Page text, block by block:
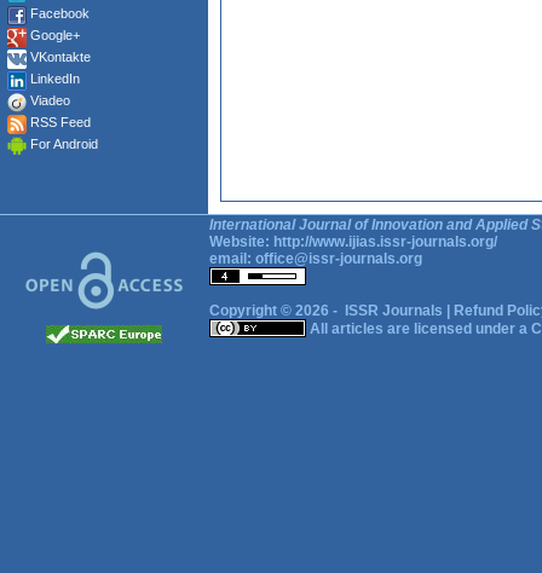
Facebook
Google+
VKontakte
LinkedIn
Viadeo
RSS Feed
For Android
International Journal of Innovation and Applied
Website: http://www.ijias.issr-journals.org/
email: office@issr-journals.org
Copyright © 2026 - ISSR Journals
Refund
All articles are licensed under a